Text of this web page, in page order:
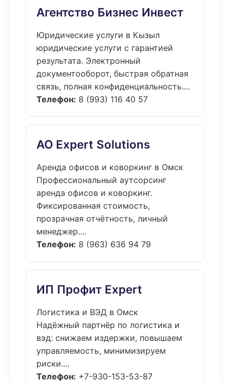
Агентство Бизнес Инвест
Юридические услуги в Кызыл
юридические услуги с гарантией
результата. Электронный
документооборот, быстрая обратная
связь, полная конфиденциальность....
Телефон: 8 (993) 116 40 57
АО Expert Solutions
Аренда офисов и коворкинг в Омск
Профессиональный аутсорсинг
аренда офисов и коворкинг.
Фиксированная стоимость,
прозрачная отчётность, личный
менеджер....
Телефон: 8 (963) 636 94 79
ИП Профит Expert
Логистика и ВЭД в Омск
Надёжный партнёр по логистика и
вэд: снижаем издержки, повышаем
управляемость, минимизируем
риски....
Телефон: +7-930-153-53-87